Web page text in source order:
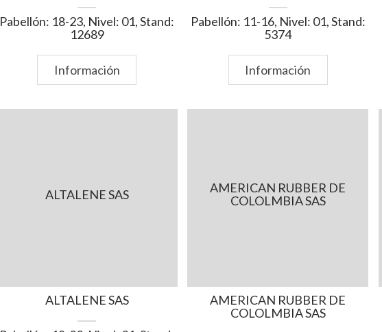
Pabellón: 18-23, Nivel: 01, Stand:
12689
Información
Pabellón: 11-16, Nivel: 01, Stand:
5374
Información
ALTALENE SAS
ALTALENE SAS
AMERICAN RUBBER DE
COLOLMBIA SAS
AMERICAN RUBBER DE
COLOLMBIA SAS